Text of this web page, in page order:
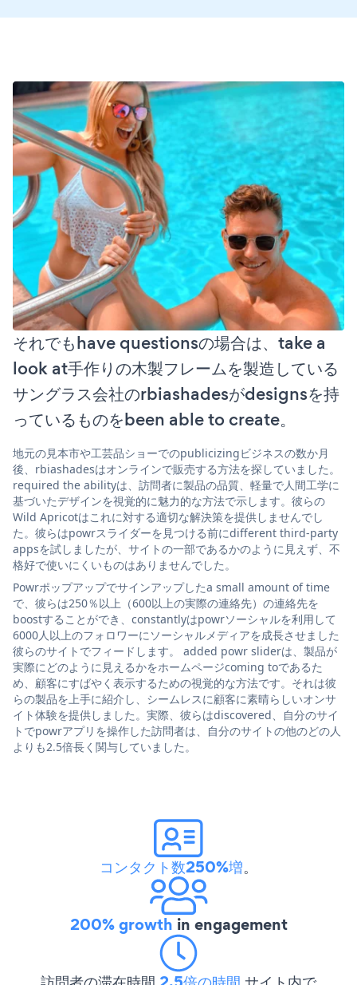
それでもhave questionsの場合は、take a
look at手作りの木製フレームを製造している
サングラス会社のrbiashadesがdesignsを持
っているものをbeen able to create。
地元の見本市や工芸品ショーでのpublicizingビジネスの数か月
後、rbiashadesはオンラインで販売する方法を探していました。
required the abilityは、訪問者に製品の品質、軽量で人間工学に
基づいたデザインを視覚的に魅力的な方法で示します。彼らの
Wild Apricotはこれに対する適切な解決策を提供しませんでし
た。彼らはpowrスライダーを見つける前にdifferent third-party
appsを試しましたが、サイトの一部であるかのように見えず、不
格好で使いにくいものはありませんでした。
Powrポップアップでサインアップしたa small amount of time
で、彼らは250％以上（600以上の実際の連絡先）の連絡先を
boostすることができ、constantlyはpowrソーシャルを利用して
6000人以上のフォロワーにソーシャルメディアを成長させました
彼らのサイトでフィードします。 added powr sliderは、製品が
実際にどのように見えるかをホームページcoming toであるた
め、顧客にすばやく表示するための視覚的な方法です。それは彼
らの製品を上手に紹介し、シームレスに顧客に素晴らしいオンサ
イト体験を提供しました。実際、彼らはdiscovered、自分のサイ
トでpowrアプリを操作した訪問者は、自分のサイトの他のどの人
よりも2.5倍長く関与していました。
コンタクト数250%増。
200% growth in engagement